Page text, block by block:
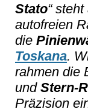
Stato“
autofreien
die
Toskana.
rahmen die
und Stern-
Präzision